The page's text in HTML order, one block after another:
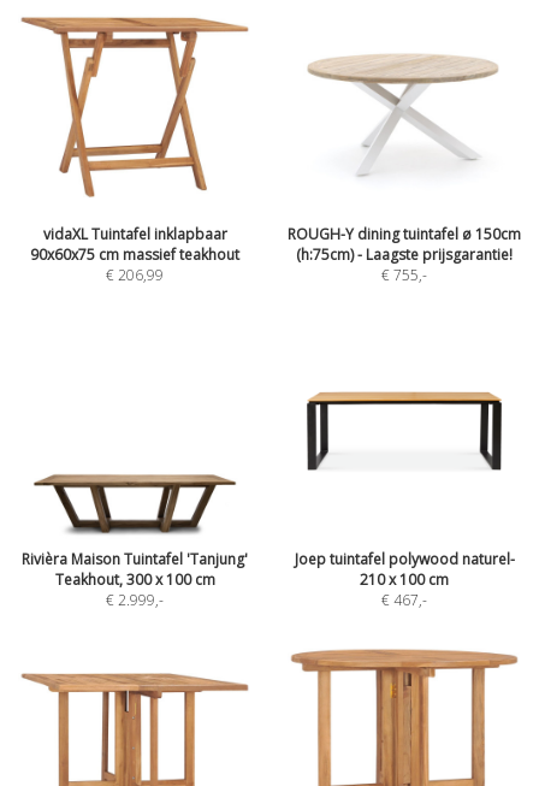
vidaXL Tuintafel inklapbaar
90x60x75 cm massief teakhout
€ 206,99
ROUGH-Y dining tuintafel ø 150cm
(h:75cm) - Laagste prijsgarantie!
€ 755,-
Rivièra Maison Tuintafel 'Tanjung'
Teakhout, 300 x 100 cm
€ 2.999,-
Joep tuintafel polywood naturel-
210 x 100 cm
€ 467,-